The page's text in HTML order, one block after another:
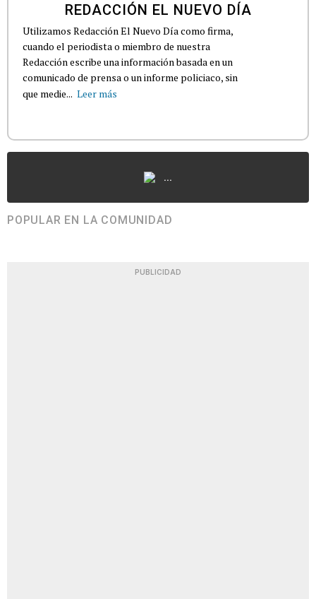
REDACCIÓN EL NUEVO DÍA
Utilizamos Redacción El Nuevo Día como firma,
cuando el periodista o miembro de nuestra
Redacción escribe una información basada en un
comunicado de prensa o un informe policiaco, sin
que medie... Leer más
...
POPULAR EN LA COMUNIDAD
PUBLICIDAD